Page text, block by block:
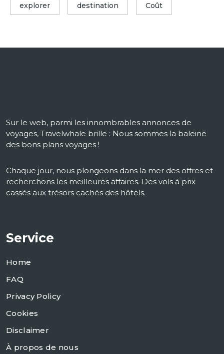
explorer destination Coût
Sur le web, parmi les innombrables annonces de
voyages, Travelwhale brille : Nous sommes la baleine
des bons plans voyages !
Chaque jour, nous plongeons dans la mer des offres et
recherchons les meilleures affaires. Des vols à prix
cassés aux trésors cachés des hôtels.
Service
Home
FAQ
Privacy Policy
Cookies
Disclaimer
À propos de nous